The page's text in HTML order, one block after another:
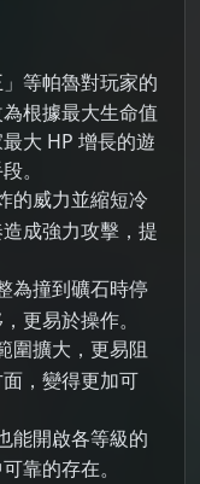
」等帕魯對玩家的
根據最大生命值
大 HP 增長的遊
。
的威力並縮短冷
成強力攻擊，提
為撞到礦石時停
更易於操作。
圍擴大，更易阻
，變得更加可
能開啟各等級的
靠的存在。